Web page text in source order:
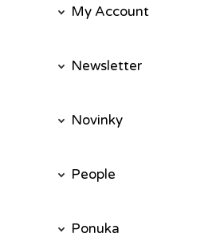
My Account
Newsletter
Novinky
People
Ponuka